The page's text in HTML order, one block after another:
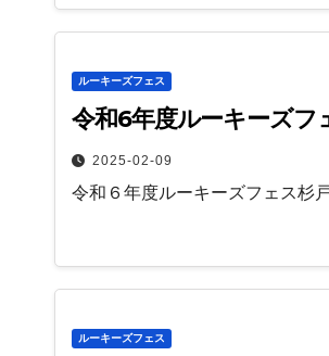
ルーキーズフェス
令和6年度ルーキーズフ
2025-02-09
令和６年度ルーキーズフェス杉
ルーキーズフェス